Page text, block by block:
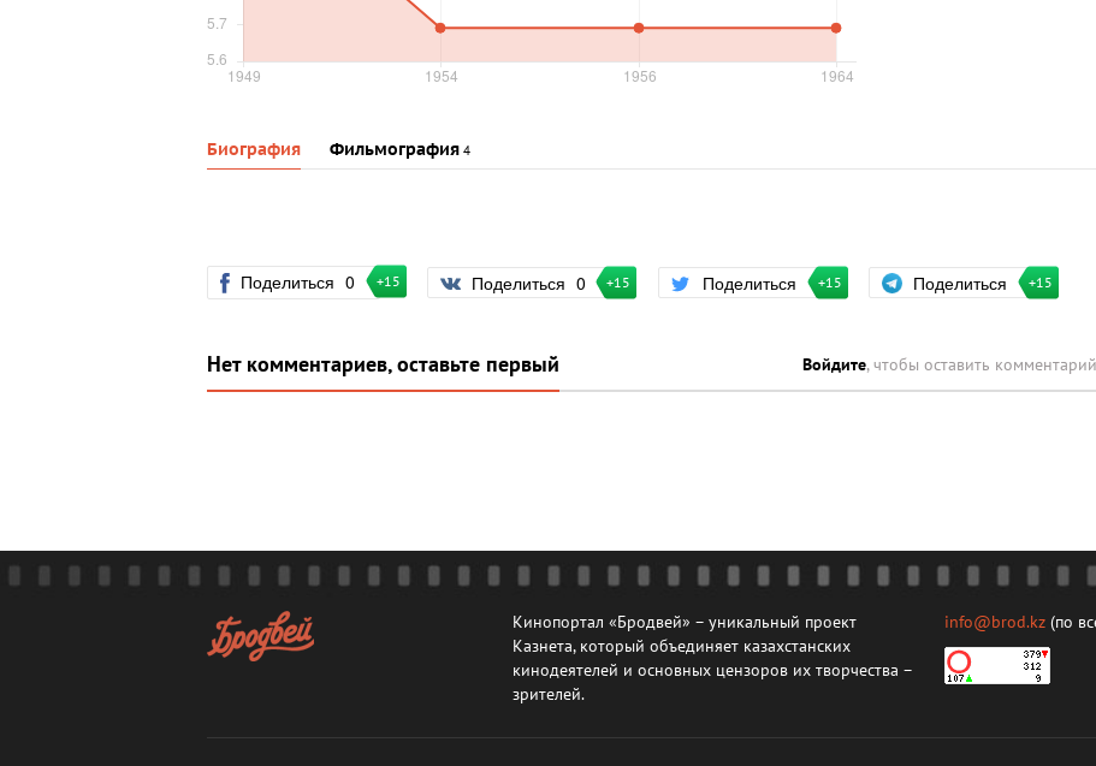
Биография Фильмография 4
Поделиться 0 +15 Поделиться 0 +15 Поделиться +15 Поделиться +15
Нет комментариев, оставьте первый Войдите, чтобы оставить комментарий
Кинопортал «Бродвей» – уникальный проект
Казнета, который объединяет казахстанских
кинодеятелей и основных цензоров их творчества –
зрителей.
info@brod.kz (по